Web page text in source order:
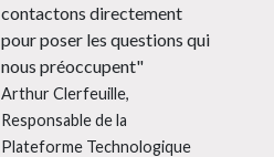
contactons directement
pour poser les questions qui
nous préoccupent"
Arthur Clerfeuille,
Responsable de la
Plateforme Technologique